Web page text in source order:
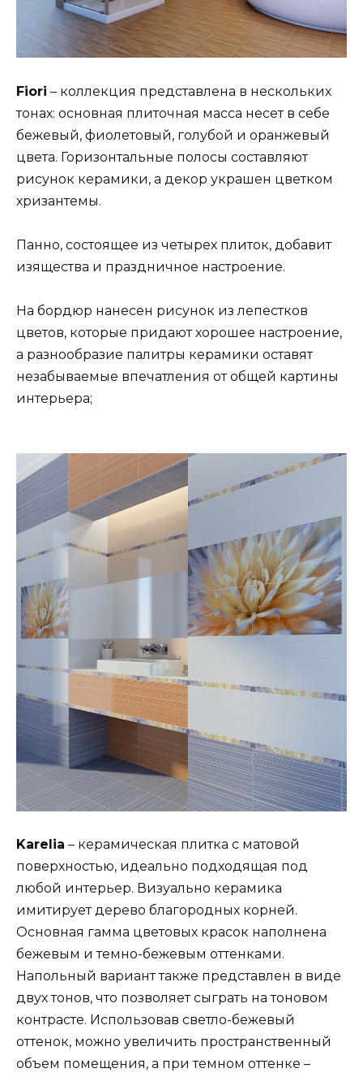
Fiori – коллекция представлена в нескольких
тонах: основная плиточная масса несет в себе
бежевый, фиолетовый, голубой и оранжевый
цвета. Горизонтальные полосы составляют
рисунок керамики, а декор украшен цветком
хризантемы.
Панно, состоящее из четырех плиток, добавит
изящества и праздничное настроение.
На бордюр нанесен рисунок из лепестков
цветов, которые придают хорошее настроение,
а разнообразие палитры керамики оставят
незабываемые впечатления от общей картины
интерьера;
Karelia – керамическая плитка с матовой
поверхностью, идеально подходящая под
любой интерьер. Визуально керамика
имитирует дерево благородных корней.
Основная гамма цветовых красок наполнена
бежевым и темно-бежевым оттенками.
Напольный вариант также представлен в виде
двух тонов, что позволяет сыграть на тоновом
контрасте. Использовав светло-бежевый
оттенок, можно увеличить пространственный
объем помещения, а при темном оттенке –